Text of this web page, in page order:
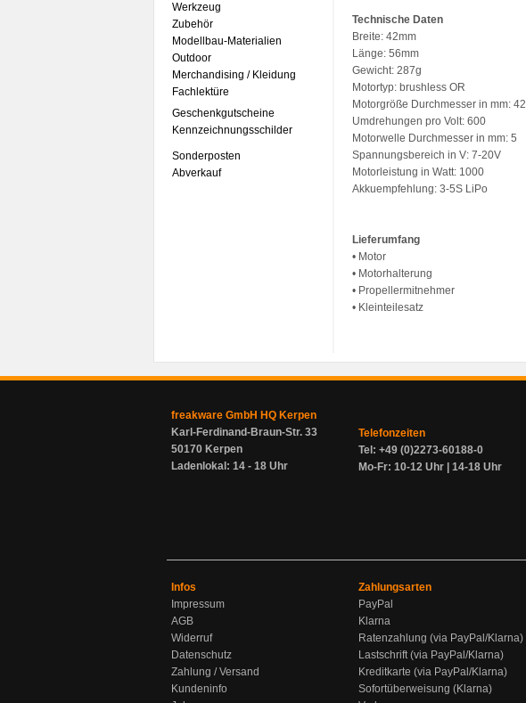
Werkzeug
Zubehör
Modellbau-Materialien
Outdoor
Merchandising / Kleidung
Fachlektüre
Geschenkgutscheine
Kennzeichnungsschilder
Sonderposten
Abverkauf
Technische Daten
Breite: 42mm
Länge: 56mm
Gewicht: 287g
Motortyp: brushless OR
Motorgröße Durchmesser in mm: 42
Umdrehungen pro Volt: 600
Motorwelle Durchmesser in mm: 5
Spannungsbereich in V: 7-20V
Motorleistung in Watt: 1000
Akkuempfehlung: 3-5S LiPo
Lieferumfang
• Motor
• Motorhalterung
• Propellermitnehmer
• Kleinteilesatz
freakware GmbH HQ Kerpen
Karl-Ferdinand-Braun-Str. 33
50170 Kerpen
Ladenlokal: 14 - 18 Uhr
Telefonzeiten
Tel: +49 (0)2273-60188-0
Mo-Fr: 10-12 Uhr | 14-18 Uhr
Infos
Impressum
AGB
Widerruf
Datenschutz
Zahlung / Versand
Kundeninfo
Zahlungsarten
PayPal
Klarna
Ratenzahlung (via PayPal/Klarna)
Lastschrift (via PayPal/Klarna)
Kreditkarte (via PayPal/Klarna)
Sofortüberweisung (Klarna)